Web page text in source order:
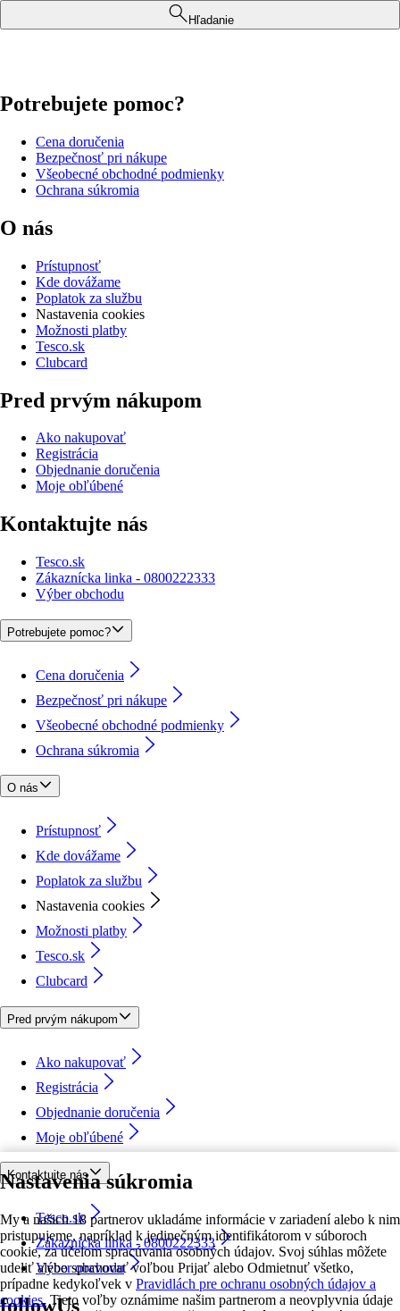
Nastavenia súkromia
My a našich 18 partnerov ukladáme informácie v zariadení alebo k nim
pristupujeme, napríklad k jedinečným identifikátorom v súboroch
cookie, za účelom spracúvania osobných údajov. Svoj súhlas môžete
udeliť alebo spravovať voľbou Prijať alebo Odmietnuť všetko,
prípadne kedykoľvek v Pravidlách pre ochranu osobných údajov a
cookies. Tieto voľby oznámime našim partnerom a neovplyvnia údaje
Hľadanie
Potrebujete pomoc?
Cena doručenia
Bezpečnosť pri nákupe
Všeobecné obchodné podmienky
Ochrana súkromia
O nás
Prístupnosť
Kde dovážame
Poplatok za službu
Nastavenia cookies
Možnosti platby
Tesco.sk
Clubcard
Pred prvým nákupom
Ako nakupovať
Registrácia
Objednanie doručenia
Moje obľúbené
Kontaktujte nás
Tesco.sk
Zákaznícka linka - 0800222333
Výber obchodu
Potrebujete pomoc?
Cena doručenia
Bezpečnosť pri nákupe
Všeobecné obchodné podmienky
Ochrana súkromia
O nás
Prístupnosť
Kde dovážame
Poplatok za službu
Nastavenia cookies
Možnosti platby
Tesco.sk
Clubcard
Pred prvým nákupom
Ako nakupovať
Registrácia
Objednanie doručenia
Moje obľúbené
Kontaktujte nás
Tesco.sk
Zákaznícka linka - 0800222333
Výber obchodu
followUs